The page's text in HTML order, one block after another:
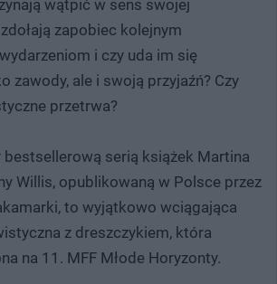
wątpić w sens swojej
zapobiec kolejnym
i czy uda im się
zawody, ale i swoją przyjaźń? Czy
przetrwa?
bestsellerową serią książek Martina
Willis, opublikowaną w Polsce przez
to wyjątkowo wciągająca
z dreszczykiem, która
na 11. MFF Młode Horyzonty.